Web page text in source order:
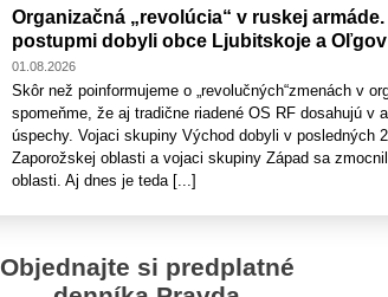
Organizačná „revolúcia“ v ruskej
postupmi dobyli obce Ljubitskoje a
01.08.2026
Skôr než poinformujeme o „revolučných“zmenách v
spomeňme, že aj tradične riadené OS RF dosahujú v
úspechy. Vojaci skupiny Východ dobyli v posledných
Zaporožskej oblasti a vojaci skupiny Západ sa
oblasti. Aj dnes je teda [...]
Objednajte si predplatné